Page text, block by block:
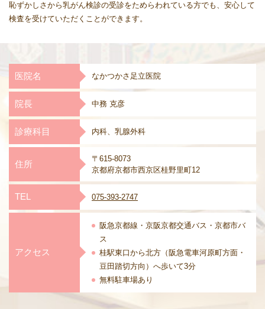
恥ずかしさから乳がん検診の受診をためらわれている方でも、安心して
検査を受けていただくことができます。
医院名 なかつかさ足立医院
院長 中務 克彦
診療科目 内科、乳腺外科
住所
〒615-8073
京都府京都市西京区桂野里町12
TEL 075-393-2747
アクセス
阪急京都線・京阪京都交通バス・ 京都市バ
ス
桂駅東口から北方（阪急電車河原町方面・
豆田踏切方向）へ歩いて3分
無料駐車場あり